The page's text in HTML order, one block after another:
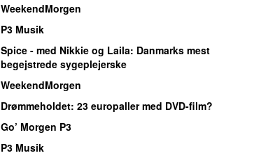
WeekendMorgen
P3 Musik
Spice - med Nikkie og Laila: Danmarks mest
begejstrede sygeplejerske
WeekendMorgen
Drømmeholdet: 23 europaller med DVD-film?
Go’ Morgen P3
P3 Musik